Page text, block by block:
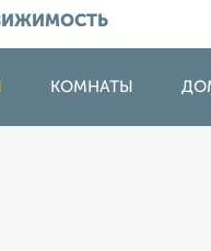
КОМНАТЫ